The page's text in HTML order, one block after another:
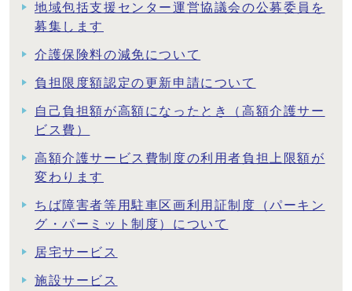
地域包括支援センター運営協議会の公募委員を
募集します
介護保険料の減免について
負担限度額認定の更新申請について
自己負担額が高額になったとき（高額介護サー
ビス費）
高額介護サービス費制度の利用者負担上限額が
変わります
ちば障害者等用駐車区画利用証制度（パーキン
グ・パーミット制度）について
居宅サービス
施設サービス